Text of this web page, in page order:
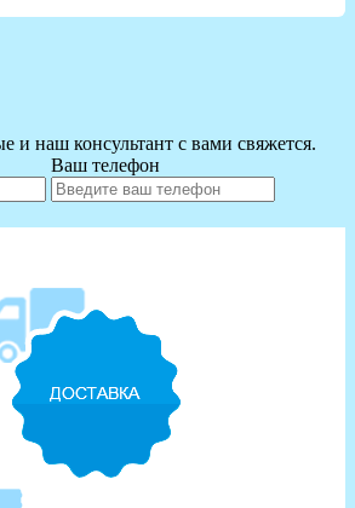
и наш консультант с вами свяжется.
Ваш телефон